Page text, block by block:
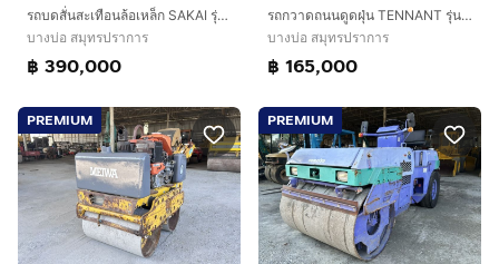
รถบดสั่นสะเทือนล้อเหล็ก SAKAI รุ่น SW350 หนัก 2.5 ตัน รถเก่านอก
บางบ่อ สมุทรปราการ
฿ 390,000
รถกวาดถนนดูดฝุ่น TENNANT รุ่น 235D รถเก่านอก
บางบ่อ สมุทรปราการ
฿ 165,000
PREMIUM PREMIUM